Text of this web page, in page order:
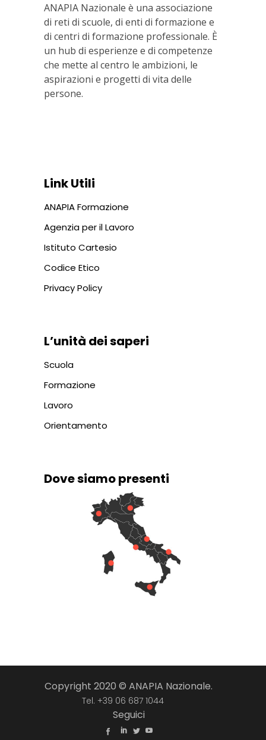
ANAPIA Nazionale è una associazione
di reti di scuole, di enti di formazione e
di centri di formazione professionale. È
un hub di esperienze e di competenze
che mette al centro le ambizioni, le
aspirazioni e progetti di vita delle
persone.
Link Utili
ANAPIA Formazione
Agenzia per il Lavoro
Istituto Cartesio
Codice Etico
Privacy Policy
L’unità dei saperi
Scuola
Formazione
Lavoro
Orientamento
Dove siamo presenti
Copyright 2020 © ANAPIA Nazionale.
Tel. +39 06 687 1044
Seguici